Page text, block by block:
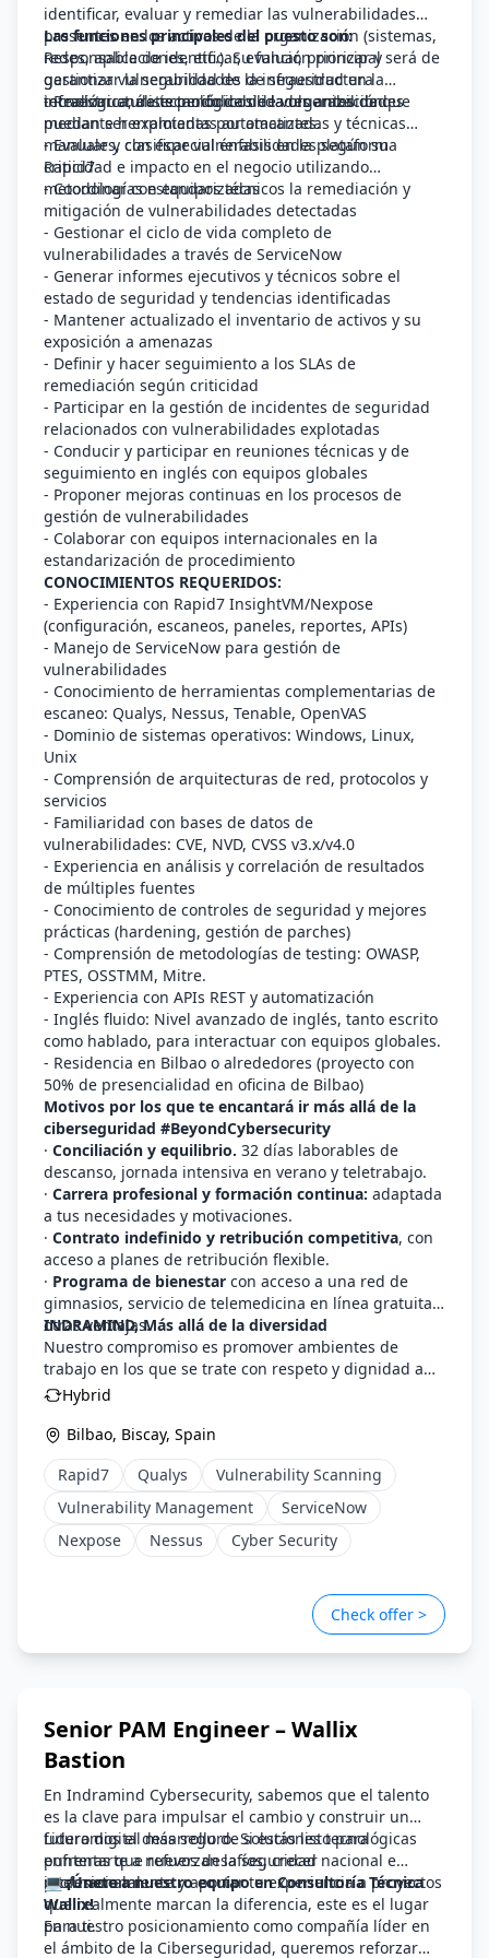
identificar, evaluar y remediar las vulnerabilidades
presentes en los activos de la organización (sistemas,
redes, aplicaciones, etc.). Su función principal será de
garantizar la seguridad de la infraestructura
tecnológica, detectando debilidades antes de que
puedan ser explotadas por atacantes.
Las funciones principales del puesto son:
Responsable de identificar, evaluar, priorizar y
gestionar vulnerabilidades de seguridad en la
infraestructura tecnológica de la organización.
- Realizar análisis periódicos de vulnerabilidades
mediante herramientas automatizadas y técnicas
manuales, con especial énfasis en la plataforma
Rapid7
- Evaluar y clasificar vulnerabilidades según su
criticidad e impacto en el negocio utilizando
metodologías estandarizadas
- Coordinar con equipos técnicos la remediación y
mitigación de vulnerabilidades detectadas
- Gestionar el ciclo de vida completo de
vulnerabilidades a través de ServiceNow
- Generar informes ejecutivos y técnicos sobre el
estado de seguridad y tendencias identificadas
- Mantener actualizado el inventario de activos y su
exposición a amenazas
- Definir y hacer seguimiento a los SLAs de
remediación según criticidad
- Participar en la gestión de incidentes de seguridad
relacionados con vulnerabilidades explotadas
- Conducir y participar en reuniones técnicas y de
seguimiento en inglés con equipos globales
- Proponer mejoras continuas en los procesos de
gestión de vulnerabilidades
- Colaborar con equipos internacionales en la
estandarización de procedimiento
CONOCIMIENTOS REQUERIDOS:
- Experiencia con Rapid7 InsightVM/Nexpose
(configuración, escaneos, paneles, reportes, APIs)
- Manejo de ServiceNow para gestión de
vulnerabilidades
- Conocimiento de herramientas complementarias de
escaneo: Qualys, Nessus, Tenable, OpenVAS
- Dominio de sistemas operativos: Windows, Linux,
Unix
- Comprensión de arquitecturas de red, protocolos y
servicios
- Familiaridad con bases de datos de
vulnerabilidades: CVE, NVD, CVSS v3.x/v4.0
- Experiencia en análisis y correlación de resultados
de múltiples fuentes
- Conocimiento de controles de seguridad y mejores
prácticas (hardening, gestión de parches)
- Comprensión de metodologías de testing: OWASP,
PTES, OSSTMM, Mitre.
- Experiencia con APIs REST y automatización
- Inglés fluido: Nivel avanzado de inglés, tanto escrito
como hablado, para interactuar con equipos globales.
- Residencia en Bilbao o alrededores (proyecto con
50% de presencialidad en oficina de Bilbao)
Motivos por los que te encantará ir más allá de la
ciberseguridad #BeyondCybersecurity
· Conciliación y equilibrio. 32 días laborables de
descanso, jornada intensiva en verano y teletrabajo.
· Carrera profesional y formación continua: adaptada
a tus necesidades y motivaciones.
· Contrato indefinido y retribución competitiva, con
acceso a planes de retribución flexible.
· Programa de bienestar con acceso a una red de
gimnasios, servicio de telemedicina en línea gratuita y
otras ventajas.
INDRAMIND, Más allá de la diversidad
Nuestro compromiso es promover ambientes de
trabajo en los que se trate con respeto y dignidad a
las personas, procurando el desarrollo profesional de
la plantilla y garantizando la igualdad de
oportunidades en su selección, formación y
promoción ofreciendo un entorno de trabajo libre de
cualquier discriminación por motivo de género, edad,
discapacidad, orientación sexual, identidad o
expresión de género, religión, etnia, estado civil o
cualquier otra circunstancia personal o social.
Hybrid
Bilbao, Biscay, Spain
Rapid7
Qualys
Vulnerability Scanning
Vulnerability Management
ServiceNow
Nexpose
Nessus Cyber Security
Check offer >
Senior PAM Engineer – Wallix
Bastion
En Indramind Cybersecurity, sabemos que el talento
es la clave para impulsar el cambio y construir un
futuro digital más seguro. Si estás listo para
enfrentarte a nuevos desafíos, crecer
profesionalmente y aportar tu experiencia a proyectos
que realmente marcan la diferencia, este es el lugar
para ti.
Lideramos el desarrollo de soluciones tecnológicas
punteras que refuerzan la seguridad nacional e
internacional.
💻 ¡Únete a nuestro equipo en Consultoría Técnica
Wallix!
En nuestro posicionamiento como compañía líder en
el ámbito de la Ciberseguridad, queremos reforzar